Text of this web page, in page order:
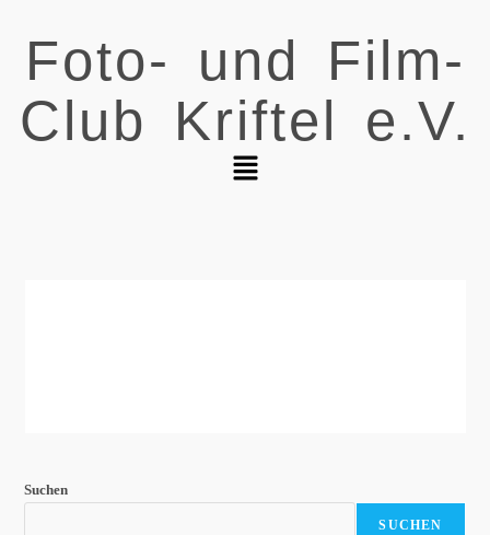
Foto- und Film-
Club Kriftel e.V.
Suchen
SUCHEN